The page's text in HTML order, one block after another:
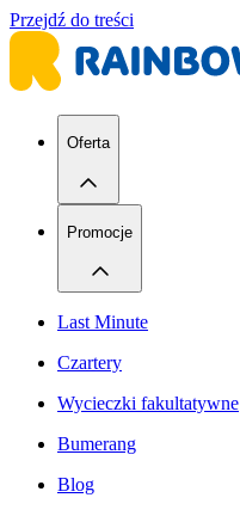
Przejdź do treści
Oferta
Promocje
Last Minute
Czartery
Wycieczki fakultatywne
Bumerang
Blog